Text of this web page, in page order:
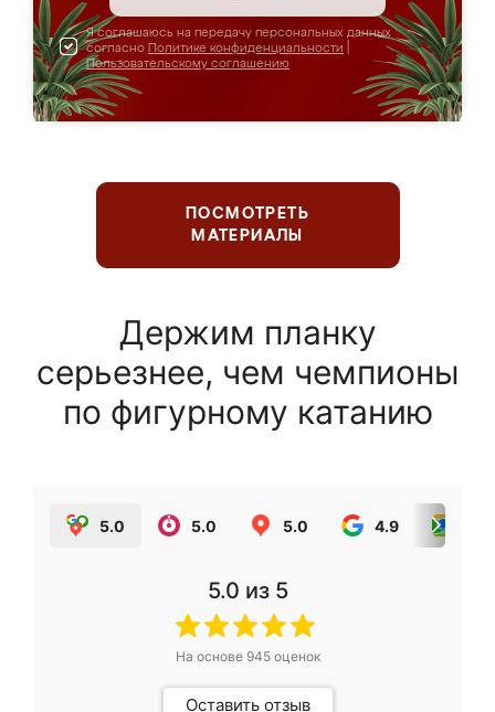
Я соглашаюсь на передачу персональных данных
согласно Политике конфиденциальности
Пользовательскому соглашению
ПОСМОТРЕТЬ
МАТЕРИАЛЫ
Держим планку
серьезнее, чем чемпионы
по фигурному катанию
5.0 5.0 5.0 4.9
5.0 из 5
На основе 945оценок
Оставить отзыв